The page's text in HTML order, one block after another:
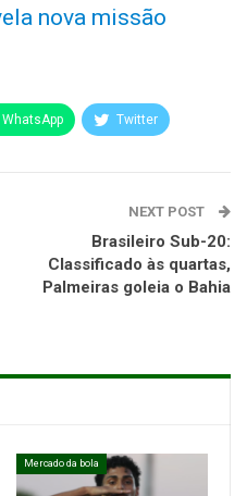
nova missão
WhatsApp Twitter
NEXT POST
Brasileiro Sub-20:
Classificado às quartas,
Palmeiras goleia o Bahia
Mercado da bola